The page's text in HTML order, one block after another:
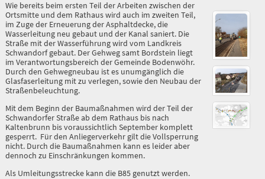
Wie bereits beim ersten Teil der Arbeiten zwischen der
Ortsmitte und dem Rathaus wird auch im zweiten Teil,
im Zuge der Erneuerung der Asphaltdecke, die
Wasserleitung neu gebaut und der Kanal saniert. Die
Straße mit der Wasserführung wird vom Landkreis
Schwandorf gebaut. Der Gehweg samt Bordstein liegt
im Verantwortungsbereich der Gemeinde Bodenwöhr.
Durch den Gehwegneubau ist es unumgänglich die
Glasfaserleitung mit zu verlegen, sowie den Neubau der
Straßenbeleuchtung.
Mit dem Beginn der Baumaßnahmen wird der Teil der
Schwandorfer Straße ab dem Rathaus bis nach
Kaltenbrunn bis voraussichtlich September komplett
gesperrt. Für den Anliegerverkehr gilt die Vollsperrung
nicht. Durch die Baumaßnahmen kann es leider aber
dennoch zu Einschränkungen kommen.
Als Umleitungsstrecke kann die B85 genutzt werden.